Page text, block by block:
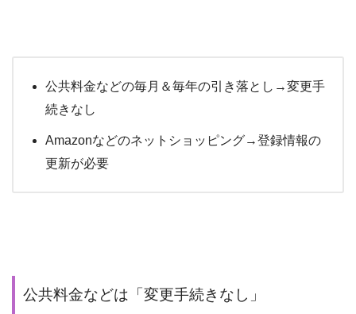
公共料金などの毎月＆毎年の引き落とし→変更手
続きなし
Amazonなどのネットショッピング→登録情報の
更新が必要
公共料金などは「変更手続きなし」